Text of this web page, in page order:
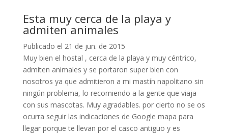
Esta muy cerca de la playa y
admiten animales
Publicado el 21 de jun. de 2015
Muy bien el hostal , cerca de la playa y muy céntrico,
admiten animales y se portaron super bien con
nosotros ya que admitieron a mi mastín napolitano sin
ningún problema, lo recomiendo a la gente que viaja
con sus mascotas. Muy agradables. por cierto no se os
ocurra seguir las indicaciones de Google mapa para
llegar porque te llevan por el casco antiguo y es